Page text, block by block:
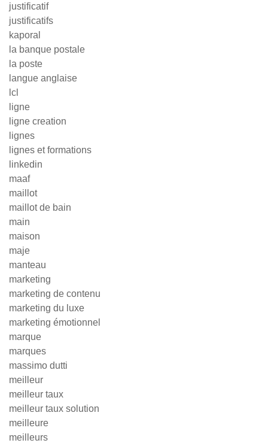
justificatif
justificatifs
kaporal
la banque postale
la poste
langue anglaise
lcl
ligne
ligne creation
lignes
lignes et formations
linkedin
maaf
maillot
maillot de bain
main
maison
maje
manteau
marketing
marketing de contenu
marketing du luxe
marketing émotionnel
marque
marques
massimo dutti
meilleur
meilleur taux
meilleur taux solution
meilleure
meilleurs